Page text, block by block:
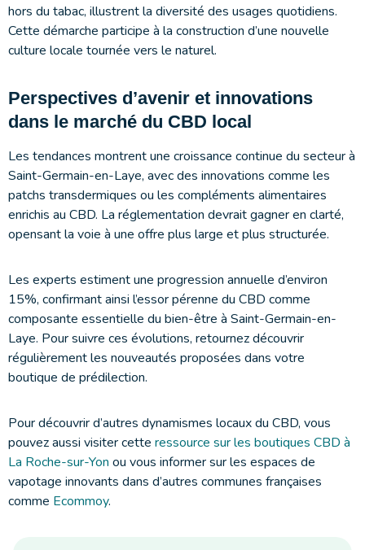
hors du tabac, illustrent la diversité des usages quotidiens.
Cette démarche participe à la construction d’une nouvelle
culture locale tournée vers le naturel.
Perspectives d’avenir et innovations
dans le marché du CBD local
Les tendances montrent une croissance continue du secteur à
Saint-Germain-en-Laye, avec des innovations comme les
patchs transdermiques ou les compléments alimentaires
enrichis au CBD. La réglementation devrait gagner en clarté,
opensant la voie à une offre plus large et plus structurée.
Les experts estiment une progression annuelle d’environ
15%, confirmant ainsi l’essor pérenne du CBD comme
composante essentielle du bien-être à Saint-Germain-en-
Laye. Pour suivre ces évolutions, retournez découvrir
régulièrement les nouveautés proposées dans votre
boutique de prédilection.
Pour découvrir d’autres dynamismes locaux du CBD, vous
pouvez aussi visiter cette ressource sur les boutiques CBD à
La Roche-sur-Yon ou vous informer sur les espaces de
vapotage innovants dans d’autres communes françaises
comme Ecommoy.